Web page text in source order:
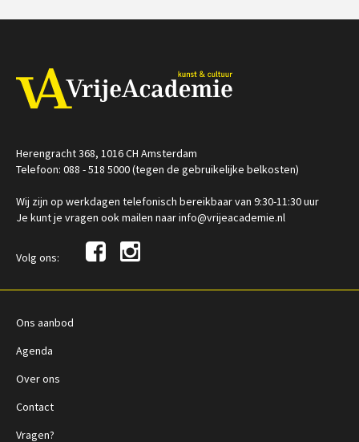
Herengracht 368, 1016 CH Amsterdam
Telefoon: 088 - 518 5000 (tegen de gebruikelijke belkosten)
Wij zijn op werkdagen telefonisch bereikbaar van 9:30-11:30 uur
Je kunt je vragen ook mailen naar info@vrijeacademie.nl
Volg ons:
Ons aanbod
Agenda
Over ons
Contact
Vragen?